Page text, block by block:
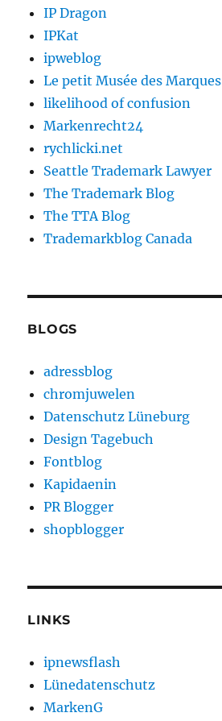
IP Dragon
IPKat
ipweblog
Le petit Musée des Marques
likelihood of confusion
Markenrecht24
rychlicki.net
Seattle Trademark Lawyer
The Trademark Blog
The TTA Blog
Trademarkblog Canada
BLOGS
adressblog
chromjuwelen
Datenschutz Lüneburg
Design Tagebuch
Fontblog
Kapidaenin
PR Blogger
shopblogger
LINKS
ipnewsflash
Lünedatenschutz
MarkenG